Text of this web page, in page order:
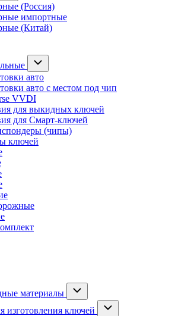
(Россия)
импортные
(Китай)
авто
авто с местом под чип
VVDI
для выкидных ключей
для Смарт-ключей
(чипы)
ключей
материалы
изготовления ключей